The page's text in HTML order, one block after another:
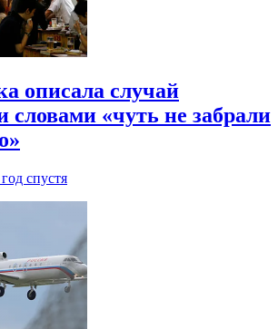
описала случай
словами «чуть не забрали
спустя